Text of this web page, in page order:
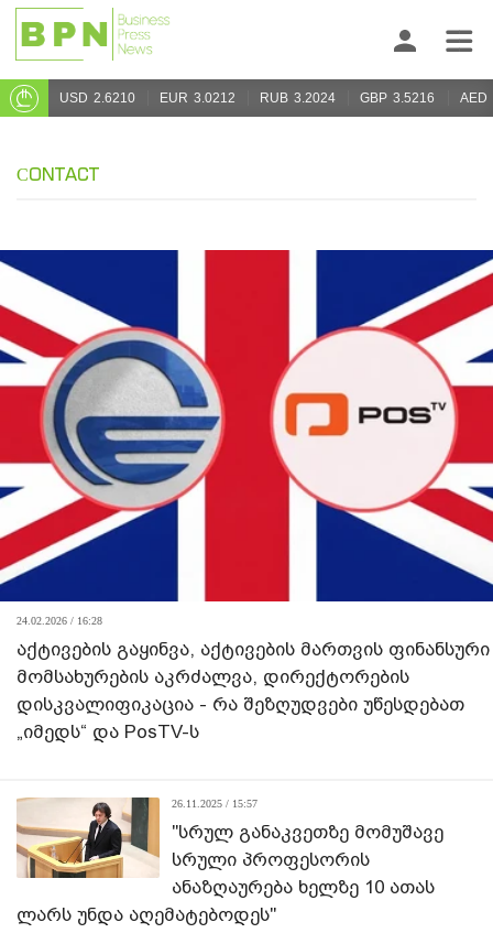
USD 2.6210 EUR 3.0212 RUB 3.2024 GBP 3.5216 AED
СONTACT
24.02.2026 / 16:28
აქტივების გაყინვა, აქტივების მართვის ფინანსური
მომსახურების აკრძალვა, დირექტორების
დისკვალიფიკაცია - რა შეზღუდვები უწესდებათ
„იმედს“ და PosTV-ს
26.11.2025 / 15:57
"სრულ განაკვეთზე მომუშავე
სრული პროფესორის
ანაზღაურება ხელზე 10 ათას
ლარს უნდა აღემატებოდეს"